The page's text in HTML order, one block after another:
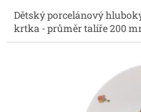
z
5
hvězdiček.
Dětský porcelánový
krtka - průměr talíře 200